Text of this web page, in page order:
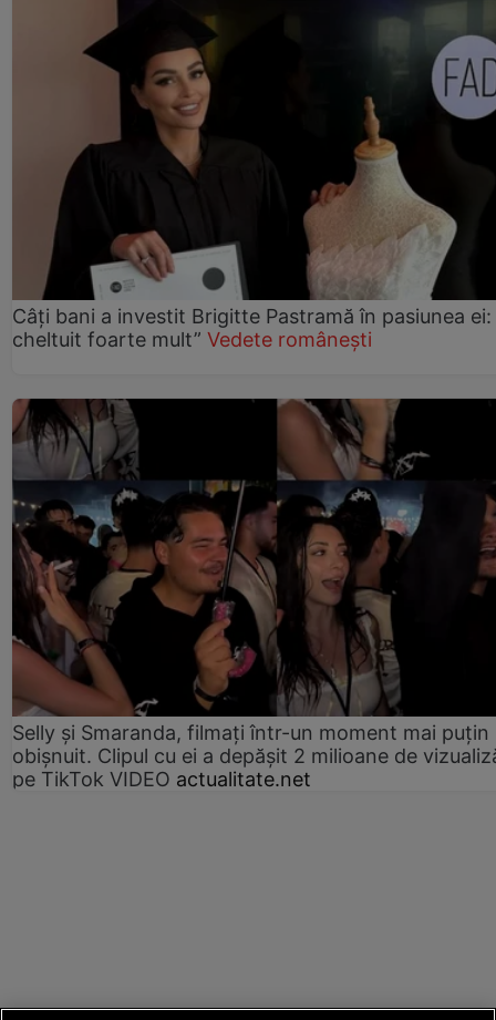
Câți bani a investit Brigitte Pastramă în pasiunea ei:
cheltuit foarte mult” Vedete românești
Selly și Smaranda, filmați într-un moment mai puțin
obișnuit. Clipul cu ei a depășit 2 milioane de
pe TikTok VIDEO actualitate.net